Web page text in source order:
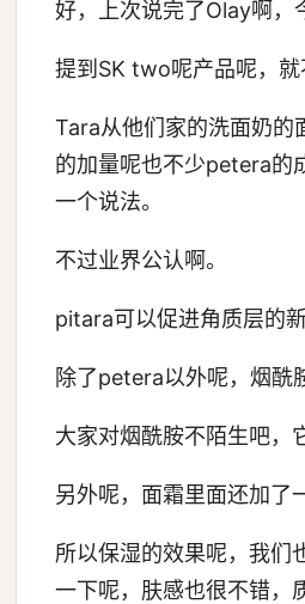
好，上次说完了Olay啊，
提到SK two呢产品呢，就
Tara从他们家的洗面奶
的加量呢也不少petera的
一个说法。
不过业界公认啊。
pitara可以促进角质层的
除了petera以外呢，烟酰
大家对烟酰胺不陌生吧，
另外呢，面霜里面还加了
所以保湿的效果呢，我们
一下呢，肤感也很不错，